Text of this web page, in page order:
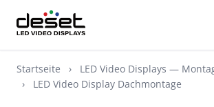
Startseite ›
LED Video Displays —
›
LED Video Display Dachmontage